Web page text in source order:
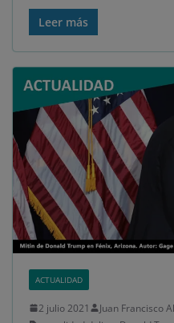
Leer más
ACTUALIDAD
2 julio 2021
Juan Francisco